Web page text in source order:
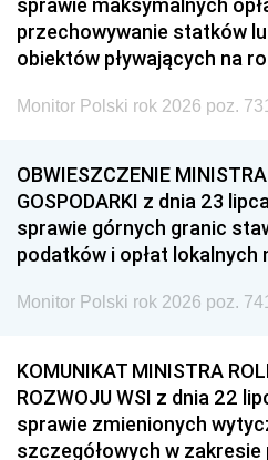
przechowywanie statków
obiektów pływających na
Monitor Polski rok 2026 poz. 731
OBWIESZCZENIE
GOSPODARKI z dnia 23
sprawie górnych granic
podatków i opłat lokalnych
Monitor Polski rok 2026 poz. 741
KOMUNIKAT MINISTRA
ROZWOJU WSI z dnia 22
sprawie zmienionych
szczegółowych w